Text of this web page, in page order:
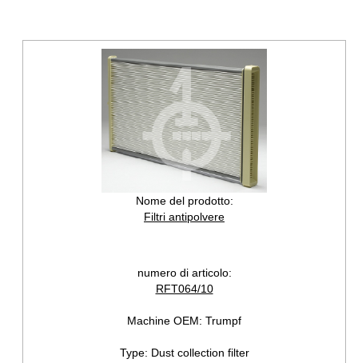
Nome del prodotto:
Filtri antipolvere
numero di articolo:
RFT064/10
Machine OEM: Trumpf
Type: Dust collection filter